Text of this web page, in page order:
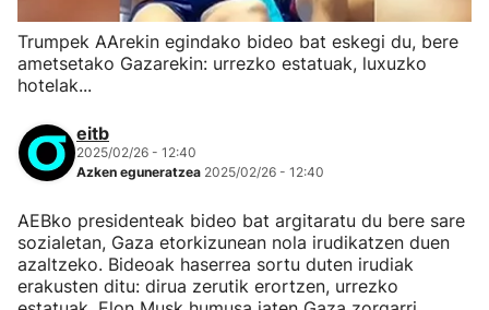
Trumpek AArekin egindako bideo bat eskegi du, bere
ametsetako Gazarekin: urrezko estatuak, luxuzko
hotelak...
eitb
2025/02/26 - 12:40
Azken eguneratzea 2025/02/26 - 12:40
AEBko presidenteak bideo bat argitaratu du bere sare
sozialetan, Gaza etorkizunean nola irudikatzen duen
azaltzeko. Bideoak haserrea sortu duten irudiak
erakusten ditu: dirua zerutik erortzen, urrezko